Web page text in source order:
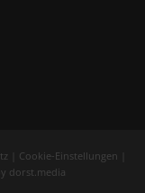
Cookie-Einstellungen
dorst.media